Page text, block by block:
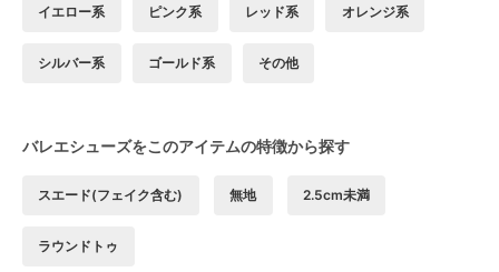
イエロー系 ピンク系 レッド系 オレンジ系
シルバー系 ゴールド系 その他
バレエシューズをこのアイテムの特徴から探す
スエード(フェイク含む) 無地 2.5cm未満
ラウンドトゥ